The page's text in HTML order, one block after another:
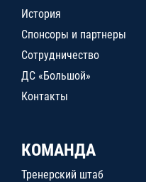
История
Спонсоры и партнеры
Сотрудничество
ДС «Большой»
Контакты
КОМАНДА
Тренерский штаб